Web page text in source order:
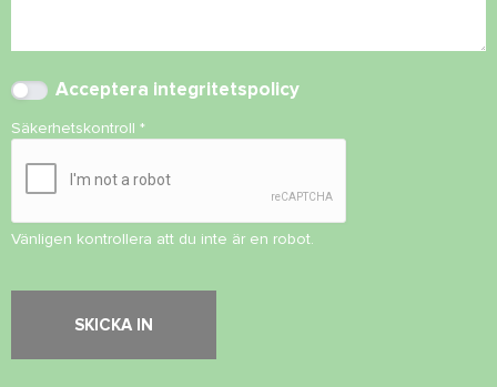
Acceptera integritetspolicy
Säkerhetskontroll *
Vänligen kontrollera att du inte är en robot.